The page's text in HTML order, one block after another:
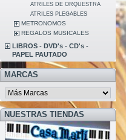
ATRILES DE ORQUESTRA
ATRILES PLEGABLES
METRONOMOS
REGALOS MUSICALES
LIBROS - DVD's - CD's -
PAPEL PAUTADO
MARCAS
NUESTRAS TIENDAS